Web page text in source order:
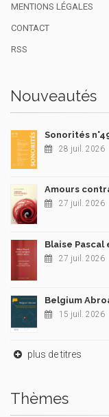
MENTIONS LÉGALES
CONTACT
RSS
Nouveautés
Sonorités
28 juil. 2026
Amours
27 juil. 2026
Blaise Pascal
27 juil. 2026
Belgium
15 juil. 2026
plus de titres
Thèmes